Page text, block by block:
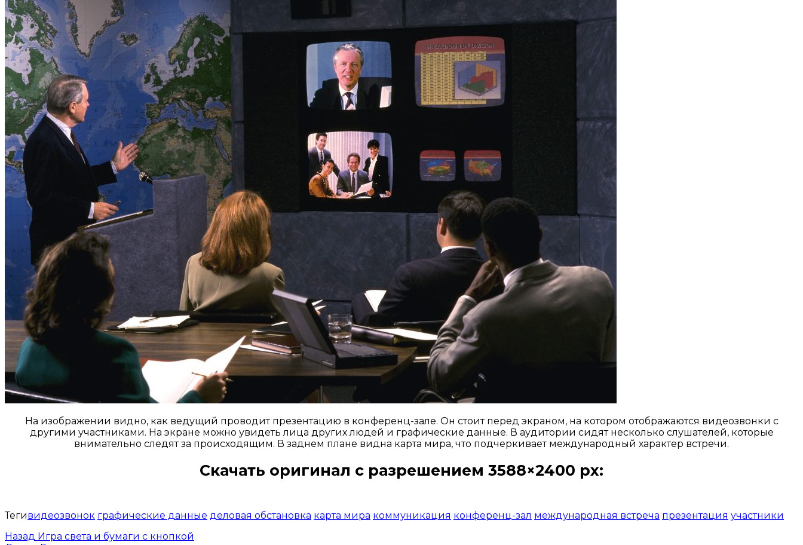
На изображении видно, как ведущий проводит презентацию в конференц-зале. Он стоит перед экраном, на котором отображаются видеозвонки с
другими участниками. На экране можно увидеть лица других людей и графические данные. В аудитории сидят несколько слушателей, которые
внимательно следят за происходящим. В заднем плане видна карта мира, что подчеркивает международный характер встречи.
Скачать оригинал с разрешением 3588×2400 px:
Тегивидеозвонок графические данные деловая обстановка карта мира коммуникация конференц-зал международная встреча презентация участники
Назад Игра света и бумаги с кнопкой